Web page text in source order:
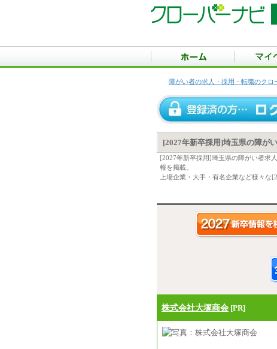
障がい者の求人・採用・転職のクロ
[2027年新卒採用]埼玉県の障が
[2027年新卒採用]埼玉県の障がい者求
報を掲載。
上場企業・大手・有名企業など様々な
株式会社大塚商会 [PR]